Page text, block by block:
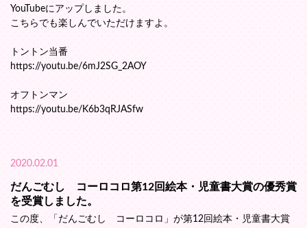
YouTubeにアップしました。
こちらでも楽しんでいただけますよ。
トントン当番
https://youtu.be/6mJ2SG_2AOY
オフトンマン
https://youtu.be/K6b3qRJASfw
2020.02.01
だんごむし コーロコロ第12回絵本・児童書大賞の優秀賞
を受賞しました。
この度、「だんごむし コーロコロ」が第12回絵本・児童書大賞